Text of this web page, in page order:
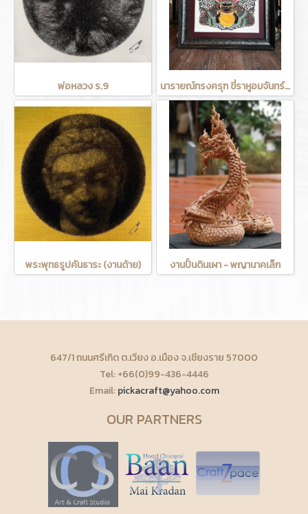
พ่อหลวง ร.9 นารายณ์ทรงครุฑ ขี่ราหูอมจันทร์ (งานแกะหนังวัว)
พระพุทธรูปคันธาระ (งานด้าย) งานปั้นดินเผา - พญานาคเล็ก
647/1 ถนนศรีเกิด ต.เวียง อ.เมือง จ.เชียงราย 57000
Tel: +66(0)99-436-4446
Email:pickacraft@yahoo.com
OUR PARTNERS